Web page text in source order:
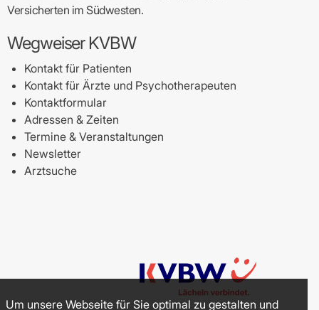
Versicherten im Südwesten.
Wegweiser KVBW
Kontakt für Patienten
Kontakt für Ärzte und Psychotherapeuten
Kontaktformular
Adressen & Zeiten
Termine & Veranstaltungen
Newsletter
Arztsuche
Um unsere Webseite für Sie optimal zu gestalten und